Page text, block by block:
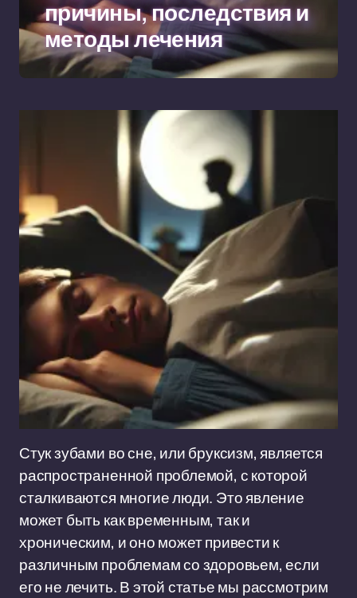
причины, последствия и
методы лечения
Стук зубами во сне, или бруксизм, является
распространенной проблемой, с которой
сталкиваются многие люди. Это явление
может быть как временным, так и
хроническим, и оно может привести к
различным проблемам со здоровьем, если
его не лечить. В этой статье мы рассмотрим